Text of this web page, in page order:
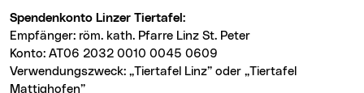
Spendenkonto Linzer Tiertafel:
Empfänger: röm. kath. Pfarre Linz St. Peter
Konto: AT06 2032 0010 0045 0609
Verwendungszweck: „Tiertafel Linz” oder „Tiertafel
Mattighofen”